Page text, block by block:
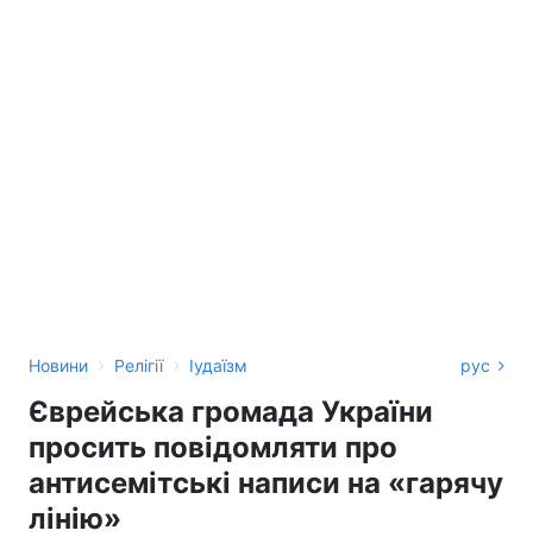
Новини › Релігії › Іудаїзм рус
Єврейська громада України
просить повідомляти про
антисемітські написи на «гарячу
лінію»